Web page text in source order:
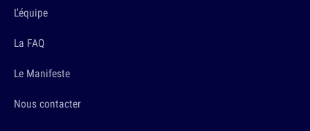
L'équipe
La FAQ
Le Manifeste
Nous contacter